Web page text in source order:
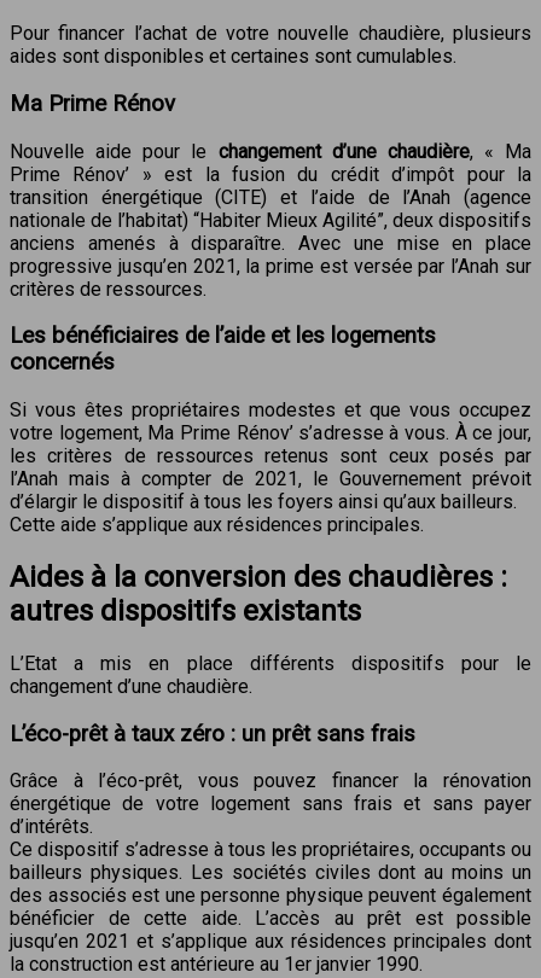
Pour financer l’achat de votre nouvelle chaudière, plusieurs
aides sont disponibles et certaines sont cumulables.
Ma Prime Rénov
Nouvelle aide pour le changement d’une chaudière, « Ma
Prime Rénov’ » est la fusion du crédit d’impôt pour la
transition énergétique (CITE) et l’aide de l’Anah (agence
nationale de l’habitat) “Habiter Mieux Agilité”, deux dispositifs
anciens amenés à disparaître. Avec une mise en place
progressive jusqu’en 2021, la prime est versée par l’Anah sur
critères de ressources.
Les bénéficiaires de l’aide et les logements
concernés
Si vous êtes propriétaires modestes et que vous occupez
votre logement, Ma Prime Rénov’ s’adresse à vous. À ce jour,
les critères de ressources retenus sont ceux posés par
l’Anah mais à compter de 2021, le Gouvernement prévoit
d’élargir le dispositif à tous les foyers ainsi qu’aux bailleurs.
Cette aide s’applique aux résidences principales.
Aides à la conversion des chaudières :
autres dispositifs existants
L’Etat a mis en place différents dispositifs pour le
changement d’une chaudière.
L’éco-prêt à taux zéro : un prêt sans frais
Grâce à l’éco-prêt, vous pouvez financer la rénovation
énergétique de votre logement sans frais et sans payer
d’intérêts.
Ce dispositif s’adresse à tous les propriétaires, occupants ou
bailleurs physiques. Les sociétés civiles dont au moins un
des associés est une personne physique peuvent également
bénéficier de cette aide. L’accès au prêt est possible
jusqu’en 2021 et s’applique aux résidences principales dont
la construction est antérieure au 1er janvier 1990.